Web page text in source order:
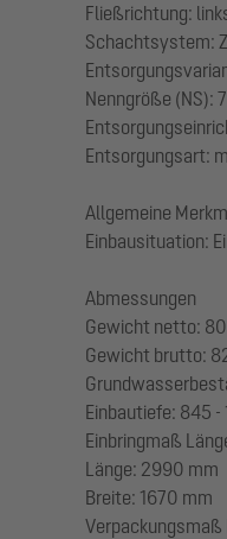
Fließrichtung:
Schachtsystem:
Nenngröße (NS): 7
Entsorgungsart:
Allgemeine
Einbausituation:
Abmessungen
Gewicht netto:
Gewicht brutto:
Einbautiefe: 845 -
Einbringmaß
Länge: 2990 mm
Breite: 1670 mm